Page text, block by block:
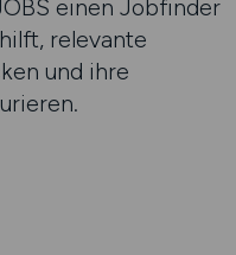
einen Jobfinder
relevante
und ihre